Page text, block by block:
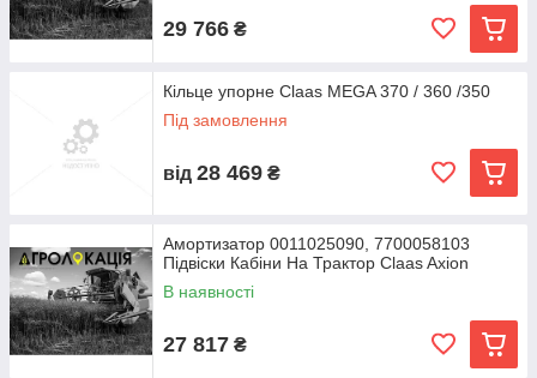
29 766 ₴
Кільце упорне Claas MEGA 370 / 360 /350
Під замовлення
від 28 469 ₴
Амортизатор 0011025090, 7700058103
Підвіски Кабіни На Трактор Claas Axion
В наявності
27 817 ₴